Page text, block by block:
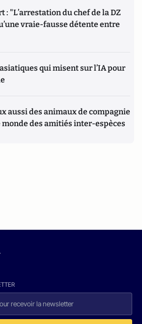
: "L’arrestation du chef de la DZ
vraie-fausse détente entre
qui misent sur l’IA pour
aussi des animaux de compagnie
monde des amitiés inter-espèces